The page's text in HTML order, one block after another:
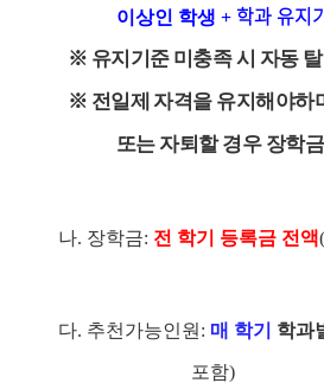
이상인 학생 + 학과 유지
※ 유지기준 미충족 시 자동
※ 전일제 자격을 유지해야하
또는 자퇴할 경우 장학
나. 장학금: 전 학기 등록금 전액(
다. 추천가능인원 : 매 학기 학과
포함)